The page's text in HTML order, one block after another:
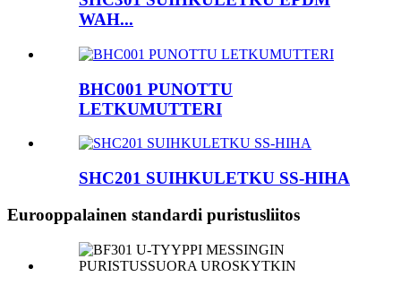
WAH...
BHC001 PUNOTTU
LETKUMUTTERI
SHC201 SUIHKULETKU SS-HIHA
Eurooppalainen standardi puristusliitos